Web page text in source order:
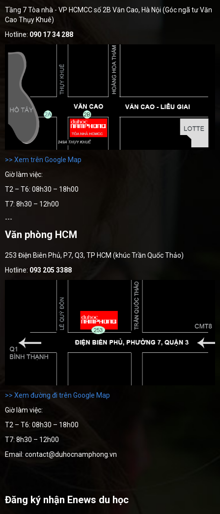
Tầng 7 Tòa nhà - VP HCMCC số 2B Văn Cao, Hà Nội (Góc ngã tư Văn
Cao Thụy Khuê)
Hotline: 090 17 34 288
>> Xem trên Google Map
Giờ làm việc:
T2 – T6: 08h30 – 18h00
T7: 8h30 – 12h00
---
Văn phòng HCM
253 Điện Biên Phủ, P7, Q3, TP HCM (khúc Trần Quốc Thảo)
Hotline: 093 205 3388
>> Xem đường đi trên Google Map
Giờ làm việc:
T2 – T6: 08h30 – 18h00
T7: 8h30 – 12h00
Email: contact@duhocnamphong.vn
Đăng ký nhận Enews du học